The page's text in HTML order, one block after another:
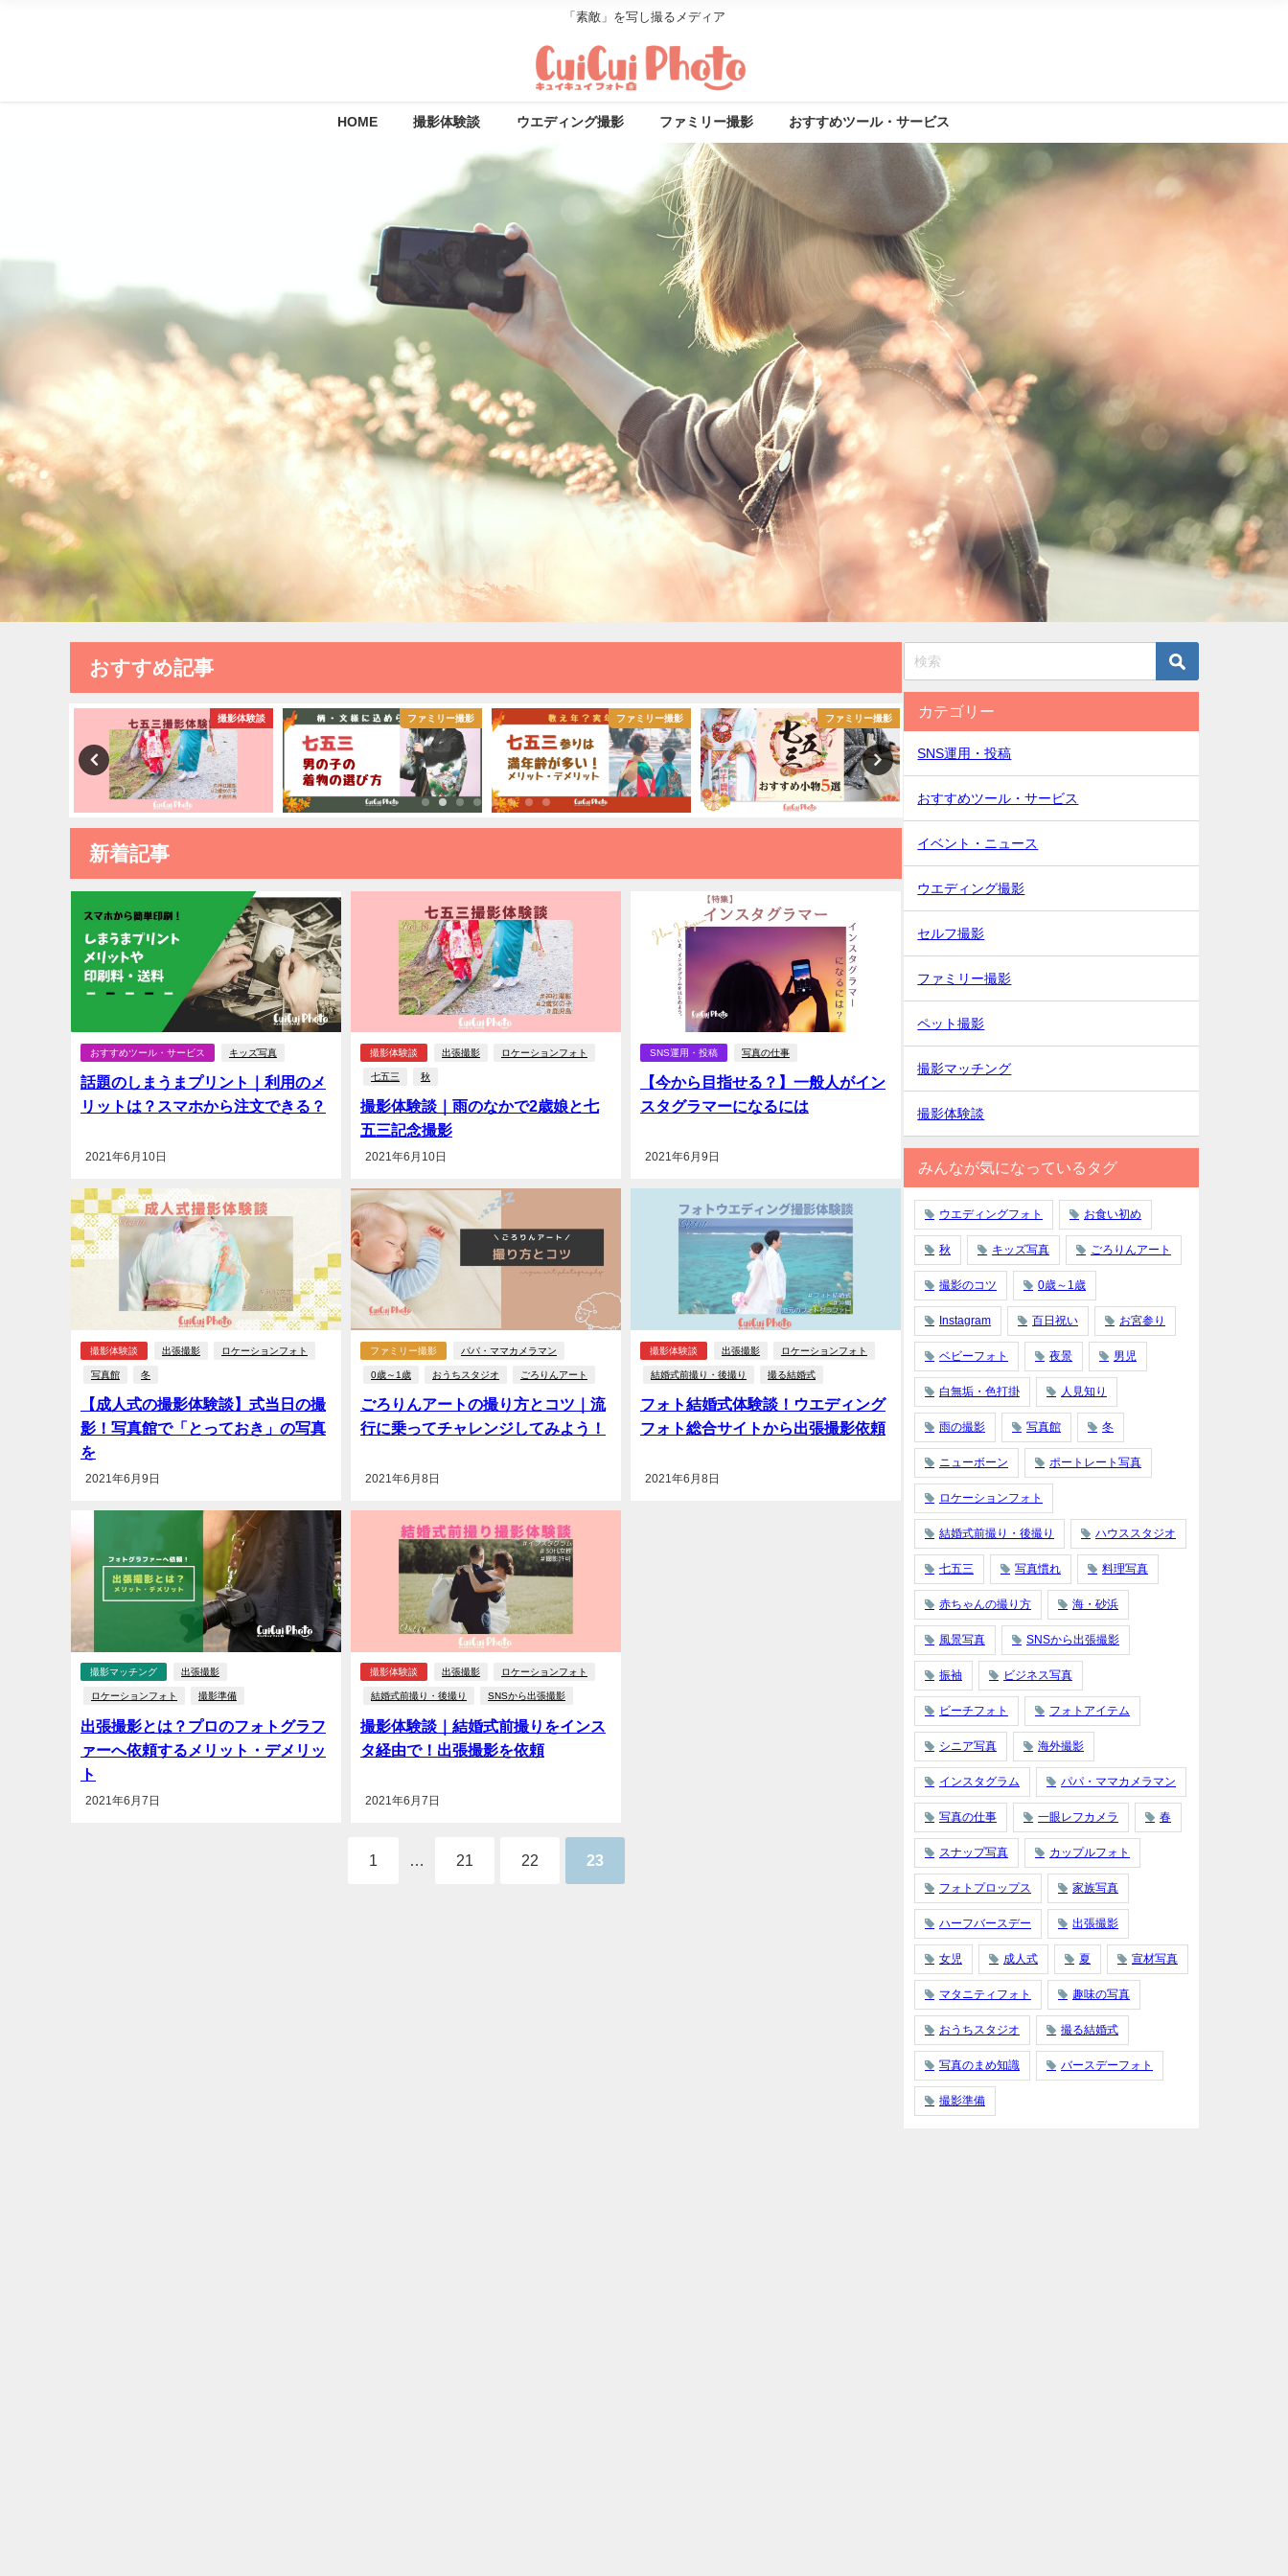
「素敵」を写し撮るメディア
HOME 撮影体験談 ウエディング撮影 ファミリー撮影 おすすめツール・サービス
おすすめ記事
撮影体験談 ファミリー撮影 ファミリー撮影 ファミリー撮影
新着記事
おすすめツール・サービス キッズ写真
話題のしまうまプリント｜利用のメ
リットは？スマホから注文できる？
2021年6月10日
撮影体験談 出張撮影 ロケーションフォト
七五三 秋
撮影体験談｜雨のなかで2歳娘と七
五三記念撮影
2021年6月10日
SNS運用・投稿 写真の仕事
【今から目指せる？】一般人がイン
スタグラマーになるには
2021年6月9日
撮影体験談 出張撮影 ロケーションフォト
写真館 冬
【成人式の撮影体験談】式当日の撮
影！写真館で「とっておき」の写真
を
2021年6月9日
ファミリー撮影 パパ・ママカメラマン
0歳～1歳 おうちスタジオ ごろりんアート
ごろりんアートの撮り方とコツ｜流
行に乗ってチャレンジしてみよう！
2021年6月8日
撮影体験談 出張撮影 ロケーションフォト
結婚式前撮り・後撮り 撮る結婚式
フォト結婚式体験談！ウエディング
フォト総合サイトから出張撮影依頼
2021年6月8日
撮影マッチング 出張撮影
ロケーションフォト 撮影準備
出張撮影とは？プロのフォトグラフ
ァーへ依頼するメリット・デメリッ
ト
2021年6月7日
撮影体験談 出張撮影 ロケーションフォト
結婚式前撮り・後撮り SNSから出張撮影
撮影体験談｜結婚式前撮りをインス
タ経由で！出張撮影を依頼
2021年6月7日
1 21 22 23
カテゴリー
SNS運用・投稿
おすすめツール・サービス
イベント・ニュース
ウエディング撮影
セルフ撮影
ファミリー撮影
ペット撮影
撮影マッチング
撮影体験談
みんなが気になっているタグ
ウエディングフォト お食い初め
秋 キッズ写真 ごろりんアート
撮影のコツ 0歳～1歳
Instagram 百日祝い お宮参り
ベビーフォト 夜景 男児
白無垢・色打掛 人見知り
雨の撮影 写真館 冬
ニューボーン ポートレート写真
ロケーションフォト
結婚式前撮り・後撮り ハウススタジオ
七五三 写真慣れ 料理写真
赤ちゃんの撮り方 海・砂浜
風景写真 SNSから出張撮影
振袖 ビジネス写真
ビーチフォト フォトアイテム
シニア写真 海外撮影
インスタグラム パパ・ママカメラマン
写真の仕事 一眼レフカメラ 春
スナップ写真 カップルフォト
フォトプロップス 家族写真
ハーフバースデー 出張撮影
女児 成人式 夏 宣材写真
マタニティフォト 趣味の写真
おうちスタジオ 撮る結婚式
写真のまめ知識 バースデーフォト
撮影準備